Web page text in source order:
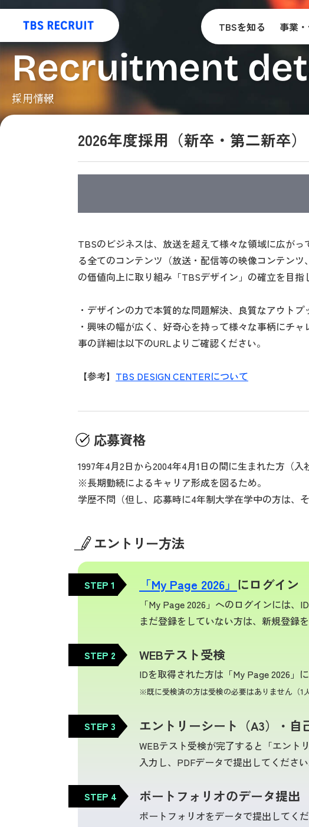
TBSを知る 事業
Recruitment
採用情報
2026年度採用（新卒・第二新卒）
TBSのビジネスは、放送を超えて様々な領域に広が
る全てのコンテンツ（放送・配信等の映像コンテン
の価値向上に取り組み「TBSデザイン」の確立を目指
・デザインの力で本質的な問題解決、良質なアウト
・興味の幅が広く、好奇心を持って様々な事柄にチ
事の詳細は以下のURLよりご確認ください。
【参考】 TBS DESIGN CENTERについて
応募資格
1997年4月2日から2004年4月1日の間に生まれた方（入
※長期勤続によるキャリア形成を図るため。
学歴不問（但し、応募時に4年制大学在学中の方は、
エントリー方法
STEP 1 「My Page 2026」 にログイン
「My Page 2026」へのログインには、
まだ登録をしていない方は、新規登録
STEP 2 WEBテスト受検
IDを取得された方は「My Page 2026」
※既に受検済の方は受検の必要はありません（1
STEP 3 エントリーシート（A3）・
WEBテスト受検が完了すると「エント
入力し、PDFデータで提出してください
STEP 4 ポートフォリオのデータ提出
ポートフォリオをデータで提出してくだ